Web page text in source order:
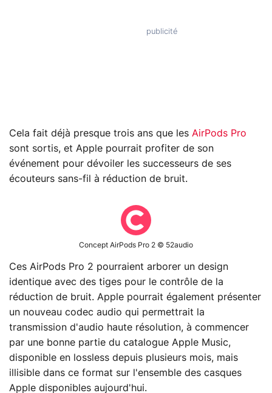
Cela fait déjà presque trois ans que les AirPods Pro
sont sortis, et Apple pourrait profiter de son
événement pour dévoiler les successeurs de ses
écouteurs sans-fil à réduction de bruit.
Concept AirPods Pro 2 © 52audio
Ces AirPods Pro 2 pourraient arborer un design
identique avec des tiges pour le contrôle de la
réduction de bruit. Apple pourrait également présenter
un nouveau codec audio qui permettrait la
transmission d'audio haute résolution, à commencer
par une bonne partie du catalogue Apple Music,
disponible en lossless depuis plusieurs mois, mais
illisible dans ce format sur l'ensemble des casques
Apple disponibles aujourd'hui.